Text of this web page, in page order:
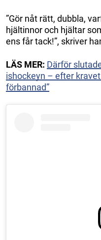
”Gör nåt rätt, dubbla,
hjältinnor och hjältar
ens får tack!”, skriver
LÄS MER: Därför
ishockeyn – efter
förbannad”